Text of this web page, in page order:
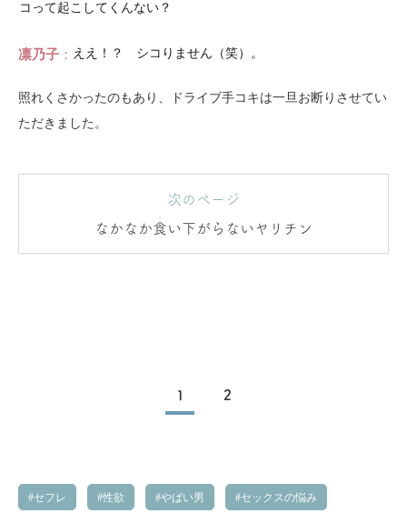
コって起こしてくんない？
凛乃子 ええ！？ シコりません（笑）。
照れくさかったのもあり、ドライブ手コキは一旦お断りさせてい
ただきました。
次のページ
なかなか食い下がらないヤリチン
1 2
セフレ 性欲 やばい男 セックスの悩み